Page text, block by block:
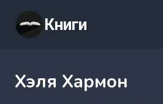
содержимому
Книги
Хэля Хармон